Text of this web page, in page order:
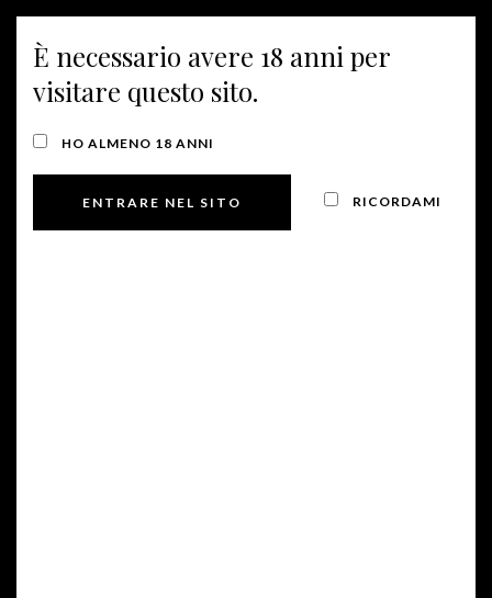
MENU
CONFEZIONI REGALO
È necessario avere 18 anni per
visitare questo sito.
HO ALMENO 18 ANNI
RICORDAMI